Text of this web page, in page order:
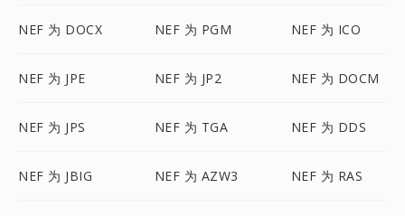
NEF 为 DOCX NEF 为 PGM NEF 为 ICO
NEF 为 JPE NEF 为 JP2 NEF 为 DOCM
NEF 为 JPS NEF 为 TGA NEF 为 DDS
NEF 为 JBIG NEF 为 AZW3 NEF 为 RAS